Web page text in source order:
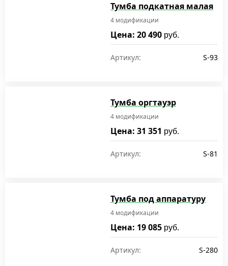
Тумба подкатная малая
4 модификации
Цена: 20 490 руб.
Артикул: S-93
Тумба оргтауэр
4 модификации
Цена: 31 351 руб.
Артикул: S-81
Тумба под аппаратуру
4 модификации
Цена: 19 085 руб.
Артикул: S-280